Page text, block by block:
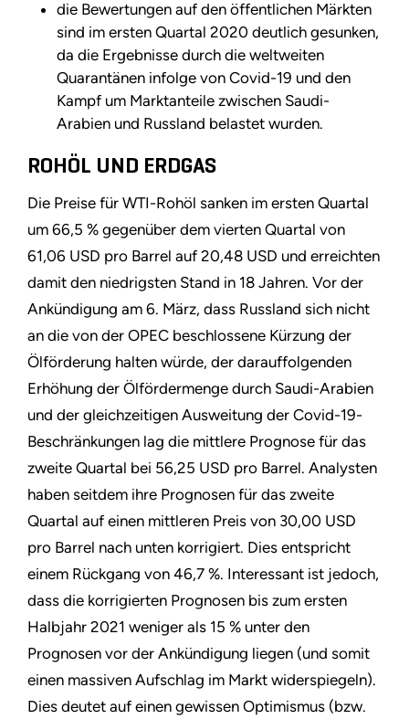
die Bewertungen auf den öffentlichen Märkten
sind im ersten Quartal 2020 deutlich gesunken,
da die Ergebnisse durch die weltweiten
Quarantänen infolge von Covid-19 und den
Kampf um Marktanteile zwischen Saudi-
Arabien und Russland belastet wurden.
ROHÖL UND ERDGAS
Die Preise für WTI-Rohöl sanken im ersten Quartal
um 66,5 % gegenüber dem vierten Quartal von
61,06 USD pro Barrel auf 20,48 USD und erreichten
damit den niedrigsten Stand in 18 Jahren. Vor der
Ankündigung am 6. März, dass Russland sich nicht
an die von der OPEC beschlossene Kürzung der
Ölförderung halten würde, der darauffolgenden
Erhöhung der Ölfördermenge durch Saudi-Arabien
und der gleichzeitigen Ausweitung der Covid-19-
Beschränkungen lag die mittlere Prognose für das
zweite Quartal bei 56,25 USD pro Barrel. Analysten
haben seitdem ihre Prognosen für das zweite
Quartal auf einen mittleren Preis von 30,00 USD
pro Barrel nach unten korrigiert. Dies entspricht
einem Rückgang von 46,7 %. Interessant ist jedoch,
dass die korrigierten Prognosen bis zum ersten
Halbjahr 2021 weniger als 15 % unter den
Prognosen vor der Ankündigung liegen (und somit
einen massiven Aufschlag im Markt widerspiegeln).
Dies deutet auf einen gewissen Optimismus (bzw.